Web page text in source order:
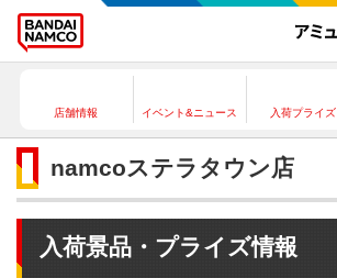
店舗情報 イベント&ニュース 入荷プライズ
namcoステラタウン店
入荷景品・プライズ情報